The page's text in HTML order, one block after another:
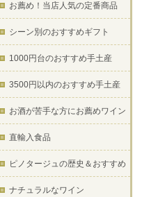
お薦め！当店人気の定番商品
シーン別のおすすめギフト
1000円台のおすすめ手土産
3500円以内のおすすめ手土産
お酒が苦手な方にお薦めワイン
直輸入食品
ピノタージュの歴史＆おすすめ
ナチュラルなワイン